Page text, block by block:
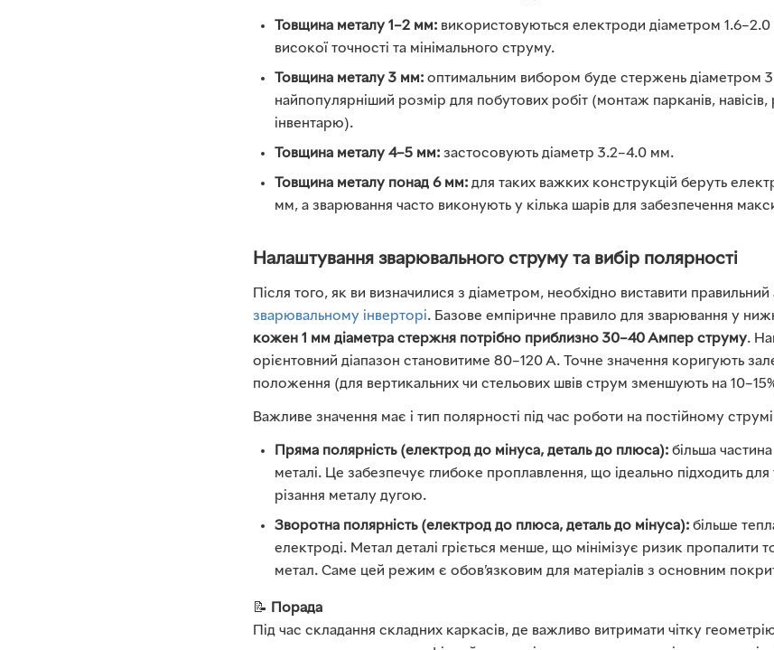
Товщина металу 1–2 мм: використовуються електроди діаметром
високої точності та мінімального струму.
Товщина металу 3 мм: оптимальним вибором буде стержень діаметром
найпопулярніший розмір для побутових робіт (монтаж парканів,
інвентарю).
Товщина металу 4–5 мм: застосовують діаметр 3.2–4.0 мм.
Товщина металу понад 6 мм: для таких важких конструкцій беруть
мм, а зварювання часто виконують у кілька шарів для забезпечення
Налаштування зварювального струму та вибір полярності
Після того, як ви визначилися з діаметром, необхідно виставити
зварювальному інверторі. Базове емпіричне правило для зварювання у
кожен 1 мм діаметра стержня потрібно приблизно 30–40 Ампер струму.
орієнтовний діапазон становитиме 80–120 А. Точне значення коригують
положення (для вертикальних чи стельових швів струм зменшують на
Важливе значення має і тип полярності під час роботи на постійному
Пряма полярність (електрод до мінуса, деталь до плюса): більша
металі. Це забезпечує глибоке проплавлення, що ідеально підходить для
різання металу дугою.
Зворотна полярність (електрод до плюса, деталь до мінуса): більше
електроді. Метал деталі гріється менше, що мінімізує ризик пропалити
метал. Саме цей режим є обов’язковим для матеріалів з основним
📝 Порада
Під час складання складних каркасів, де важливо витримати чітку